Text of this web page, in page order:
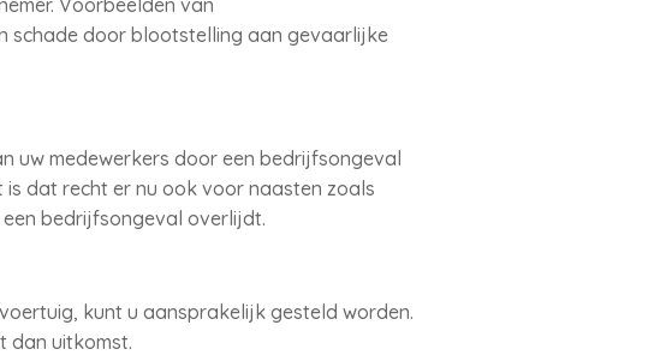
schade door blootstelling aan gevaarlijke
uw medewerkers door een bedrijfsongeval
dat recht er nu ook voor naasten zoals
bedrijfsongeval overlijdt.
kunt u aansprakelijk gesteld worden.
dan uitkomst.